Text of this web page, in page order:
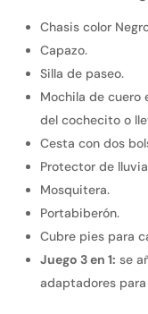
Chasis color
Capazo.
Silla de paseo.
Mochila de cuero
del cochecito o
Cesta con dos
Protector de
Mosquitera.
Portabiberón.
Cubre pies para
Juego 3 en 1: se
adaptadores